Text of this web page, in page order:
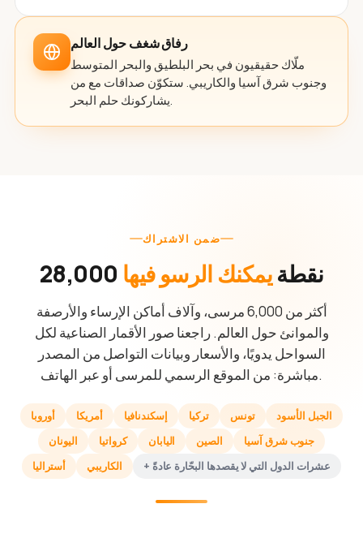
رفاق شغف حول العالم
ملّاك حقيقيون في بحر البلطيق والبحر المتوسط
وجنوب شرق آسيا والكاريبي. ستكوّن صداقات مع من
يشاركونك حلم البحر.
ضمن الاشتراك
28,000 نقطةيمكنك الرسو فيها
أكثر من 6,000 مرسى، وآلاف أماكن الإرساء والأرصفة
والموانئ حول العالم. راجعنا صور الأقمار الصناعية لكل
السواحل يدويًا، والأسعار وبيانات التواصل من المصدر
مباشرة: من الموقع الرسمي للمرسى أو عبر الهاتف.
أوروبا أمريكا إسكندنافيا تركيا تونس
الجبل الأسود
اليونان
كرواتيا اليابان الصين
جنوب شرق آسيا
أستراليا
الكاريبي + عشرات الدول التي لا يقصدها البحّارة عادةً